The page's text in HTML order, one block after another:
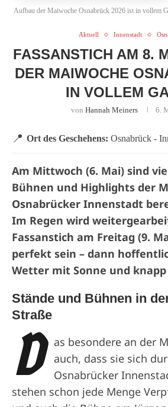
Aufbau der Maiwoche Osnabrück 2026 ist in vollem
Aktuell Innenstadt
FASSANSTICH AM 8.
DER MAIWOCHE
IN VOLLEM
von Hannah Meiners 6.
📍 Ort des Geschehens: Osnabrück -
Am Mittwoch (6. Mai) sind
Bühnen und Highlights der
Osnabrücker Innenstadt
Im Regen wird
Fassanstich am Freitag (9.
perfekt sein – dann
Wetter mit Sonne und knapp
Stände und Bühnen in
Straße
D
as besondere an der
auch, dass sie sich
Osnabrücker
stehen schon jede Menge